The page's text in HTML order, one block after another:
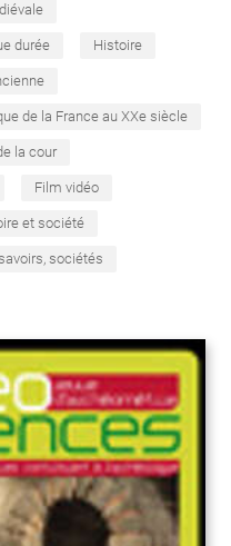
durée Histoire
de la France au XXe siècle
la cour
Film vidéo
et société
sociétés